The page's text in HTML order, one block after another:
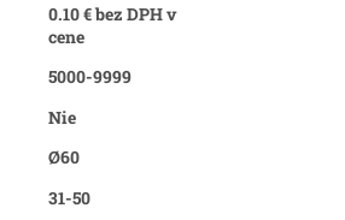
0.10 € bez DPH v
cene
5000-9999
Nie
Ø60
31-50